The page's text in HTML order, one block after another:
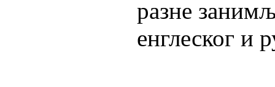
разне
енглеског и